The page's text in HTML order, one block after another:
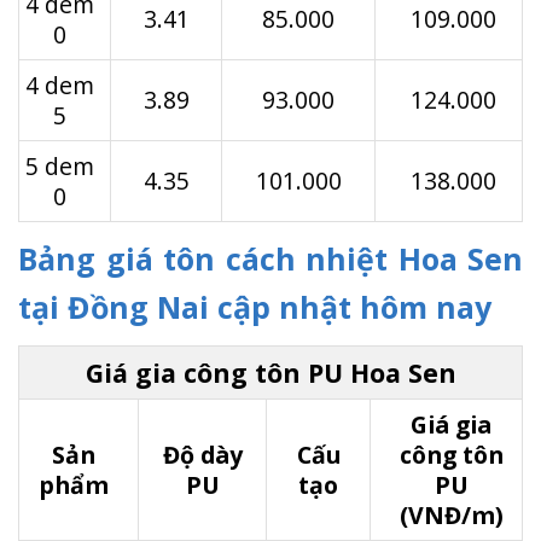
0
3.41 85.000 109.000
4 dem
5
3.89 93.000 124.000
5 dem
0
4.35 101.000 138.000
Bảng giá tôn cách nhiệt Hoa Sen
tại Đồng Nai cập nhật hôm nay
Giá gia công tôn PU Hoa Sen
Sản
phẩm
Độ dày
PU
Cấu
tạo
Giá gia
công tôn
PU
(VNĐ/m)